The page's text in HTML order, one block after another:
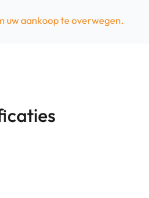
uw aankoop te overwegen.